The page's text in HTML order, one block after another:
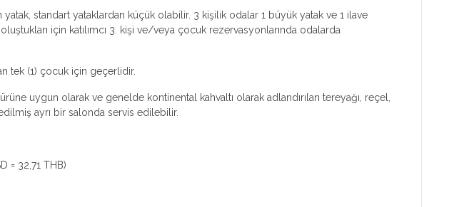
standart yataklardan küçük olabilir. 3 kişilik odalar 1 büyük yatak ve 1 ilave
için katılımcı 3. kişi ve/veya çocuk rezervasyonlarında odalarda
tek (1) çocuk için geçerlidir.
uygun olarak ve genelde kontinental kahvaltı olarak adlandırılan tereyağı, reçel,
ayrı bir salonda servis edilebilir.
= 32,71 THB)